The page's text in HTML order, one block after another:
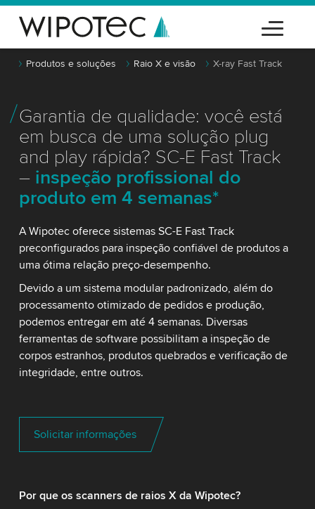
Produtos e soluções Raio X e visão X-ray Fast Track
Garantia de qualidade: você está
em busca de uma solução plug
and play rápida? SC-E Fast Track
– inspeção profissional do
produto em 4 semanas*
A Wipotec oferece sistemas SC-E Fast Track
preconfigurados para inspeção confiável de produtos a
uma ótima relação preço-desempenho.
Devido a um sistema modular padronizado, além do
processamento otimizado de pedidos e produção,
podemos entregar em até 4 semanas. Diversas
ferramentas de software possibilitam a inspeção de
corpos estranhos, produtos quebrados e verificação de
integridade, entre outros.
Solicitar informações
Por que os scanners de raios X da Wipotec?